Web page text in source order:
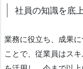
社員の知識を底
業務に役立ち、成果
ことで、従業員はス